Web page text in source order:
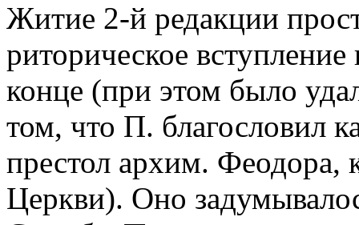
Житие 2-й редакции
риторическое
конце (при этом было
том, что П. благословил
престол архим. Феодора,
Церкви). Оно